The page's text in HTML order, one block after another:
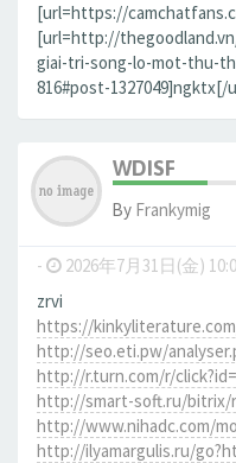
[url=https://
[url=http://
giai-tri-song-lo-mot-thu-
816#post-1327049]ngktx[/
WDISF
By Frankymig
- 2026年7月31日(金)
zrvi
https://
http://seo.eti.pw/
http://r.turn.com/r/
http://smart-soft.ru/bitrix/
http://www.nihadc.com/
http://ilyamargulis.ru/